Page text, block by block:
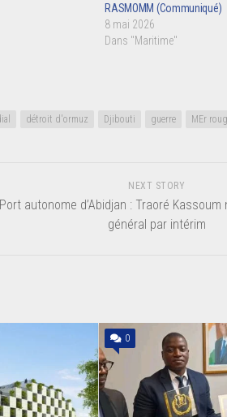
RASMOMM (Communiqué)
8 mai 2026
Dans "Maritime"
détroit d'ormuz Djibouti guerre MEr
NEXT STORY
Port autonome d’Abidjan : Traoré
général par intérim
0